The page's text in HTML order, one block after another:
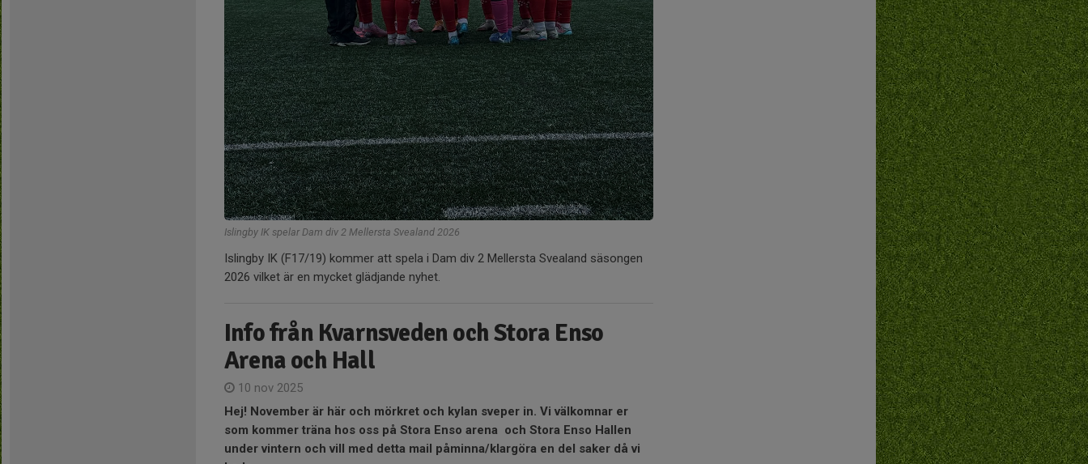
Islingby IK spelar Dam div 2 Mellersta Svealand 2026
Islingby IK (F17/19) kommer att spela i Dam div 2 Mellersta Svealand säsongen
2026 vilket är en mycket glädjande nyhet.
Info från Kvarnsveden och Stora Enso
Arena och Hall
10 nov 2025
Hej! November är här och mörkret och kylan sveper in. Vi välkomnar er
som kommer träna hos oss på Stora Enso arena och Stora Enso Hallen
under vintern och vill med detta mail påminna/klargöra en del saker då vi